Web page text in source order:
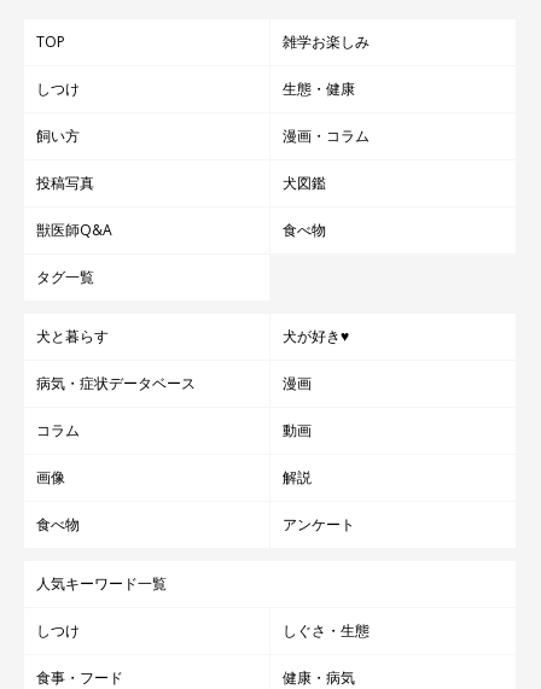
TOP 雑学お楽しみ
しつけ 生態・健康
飼い方 漫画・コラム
投稿写真 犬図鑑
獣医師Q&A 食べ物
タグ一覧
犬と暮らす 犬が好き♥
病気・症状データベース 漫画
コラム 動画
画像 解説
食べ物 アンケート
人気キーワード一覧
しつけ しぐさ・生態
食事・フード 健康・病気